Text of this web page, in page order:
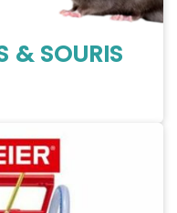
& SOURIS